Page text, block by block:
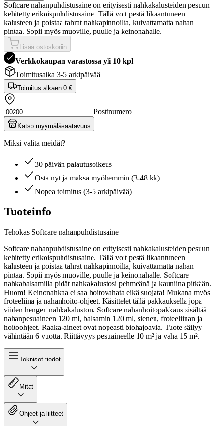
Softcare nahanpuhdistusaine on erityisesti nahkakalusteiden pesuun
kehitetty erikoispuhdistusaine. Tällä voit pestä likaantuneen
kalusteen ja poistaa tahrat nahkapinnoilta, kuivattamatta nahan
pintaa. Sopii myös muoville, puulle ja keinonahalle.
Lisää ostoskoriin
Verkkokaupan varastossa yli 10 kpl
Toimitusaika 3-5 arkipäivää
Toimitus alkaen 0 €
Postinumero
Katso myymäläsaatavuus
Miksi valita meidät?
30 päivän palautusoikeus
Osta nyt ja maksa myöhemmin (3-48 kk)
Nopea toimitus (3-5 arkipäivää)
Tuoteinfo
Tehokas Softcare nahanpuhdistusaine
Softcare nahanpuhdistusaine on erityisesti nahkakalusteiden pesuun
kehitetty erikoispuhdistusaine. Tällä voit pestä likaantuneen
kalusteen ja poistaa tahrat nahkapinnoilta, kuivattamatta nahan
pintaa. Sopii myös muoville, puulle ja keinonahalle. Softcare
nahkabalsamilla pidät nahkakalustosi pehmeänä ja kauniina pitkään.
Huom! Keinonahkaa ei saa hoitovahata eikä suojata! Mukana myös
froteeliina ja nahanhoito-ohjeet. Käsittelet tällä pakkauksella jopa
viiden hengen nahkakaluston. Softcare nahanhoitopakkaus sisältää
nahanpesuaineen 120 ml, balsamin 120 ml, sienen, froteeliinan ja
hoitoohjeet. Raaka-aineet ovat nopeasti biohajoavia. Tuote säilyy
vähintään 6 vuotta. Riittävyys pesuaineelle 10 m² ja vaha 15 m².
Tekniset tiedot
Mitat
Ohjeet ja liitteet